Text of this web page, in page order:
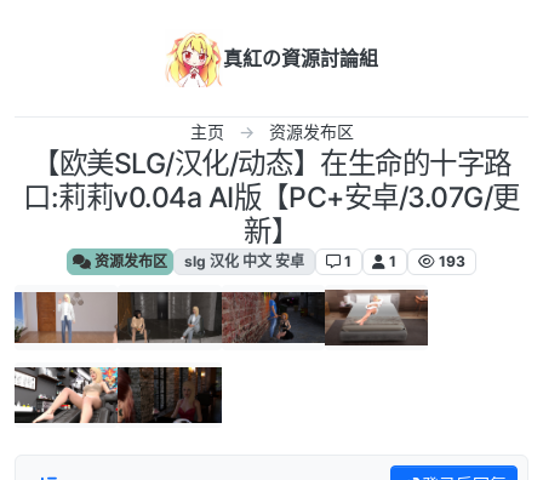
真紅の資源討論組
主页 资源发布区
【欧美SLG/汉化/动态】在生命的十字路
口:莉莉v0.04a AI版【PC+安卓/3.07G/更
新】
资源发布区 slg 汉化 中文 安卓 1 1 193